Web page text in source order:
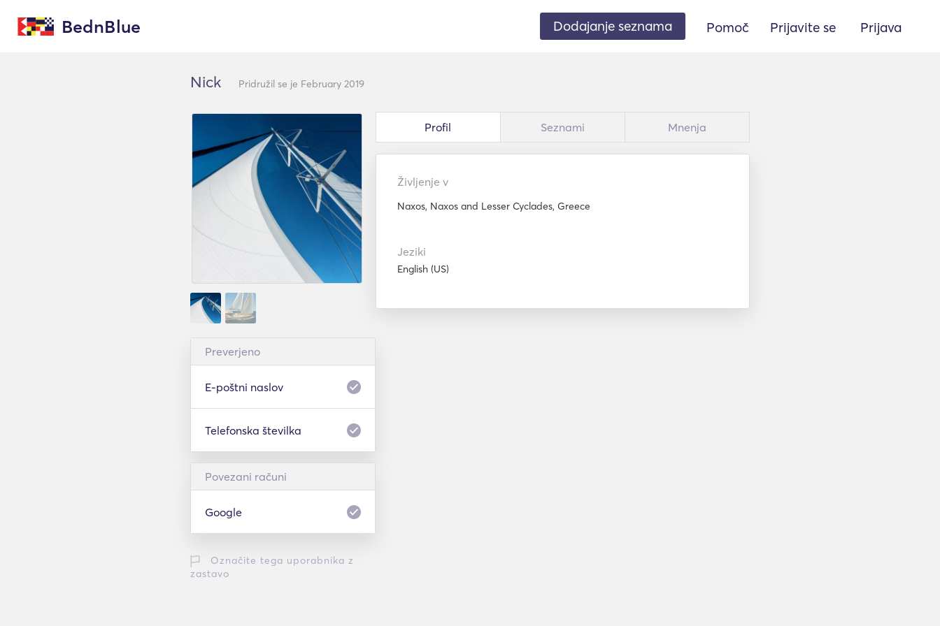
BednBlue Dodajanje seznama Pomoč Prijavite se Prijava
Nick Pridružil se je February 2019
Preverjeno
E-poštni naslov
Telefonska številka
Povezani računi
Google
Označite tega uporabnika z
zastavo
Profil Seznami Mnenja
Življenje v
Naxos, Naxos and Lesser Cyclades, Greece
Jeziki
English (US)